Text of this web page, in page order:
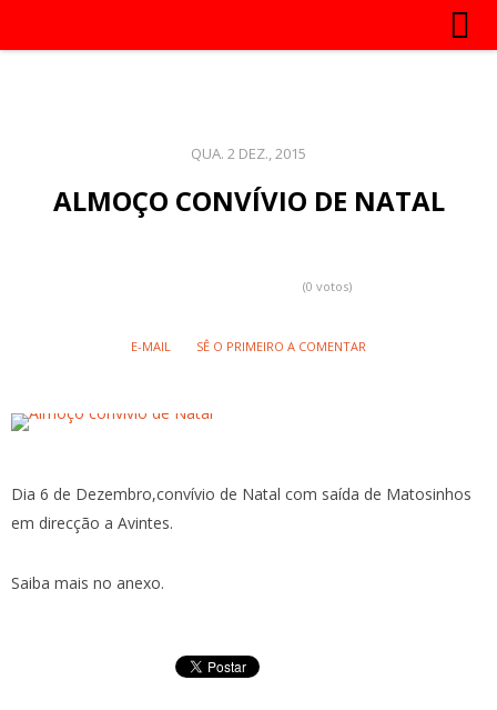
QUA. 2 DEZ., 2015
ALMOÇO CONVÍVIO DE NATAL
(0 votos)
E-MAIL SÊ O PRIMEIRO A COMENTAR
Dia 6 de Dezembro,convívio de Natal com saída de Matosinhos
em direcção a Avintes.
Saiba mais no anexo.